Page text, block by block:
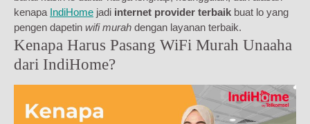
kenapa IndiHome jadi internet provider terbaik buat lo yang
pengen dapetin wifi murah dengan layanan terbaik.
Kenapa Harus Pasang WiFi Murah Unaaha
dari IndiHome?